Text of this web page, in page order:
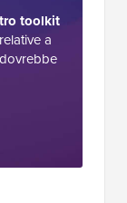
toolkit
a